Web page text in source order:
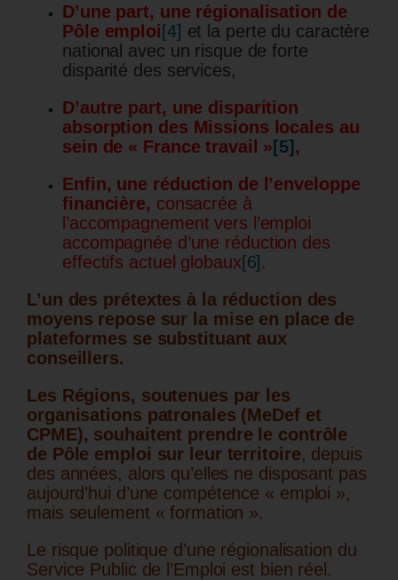
D’une part, une régionalisation de
Pôle emploi [4] et la perte du caractère
national avec un risque de forte
disparité des services,
D’autre part, une disparition
absorption des Missions locales au
sein de « France travail » [5] ,
Enfin, une réduction de l’enveloppe
financière, consacrée à
l’accompagnement vers l’emploi
accompagnée d’une réduction des
effectifs actuel globaux[6] .
L’un des prétextes à la réduction des
moyens repose sur la mise en place de
plateformes se substituant aux
conseillers.
Les Régions, soutenues par les
organisations patronales (MeDef et
CPME), souhaitent prendre le contrôle
de Pôle emploi sur leur territoire, depuis
des années, alors qu’elles ne disposant pas
aujourd’hui d’une compétence « emploi »,
mais seulement « formation ».
Le risque politique d’une régionalisation du
Service Public de l’Emploi est bien réel.